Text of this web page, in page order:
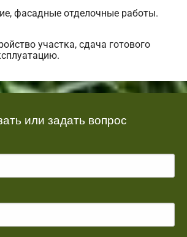
фасадные отделочные работы.
участка, сдача готового
или задать вопрос